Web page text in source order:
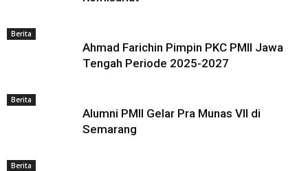
Berita
Ahmad Farichin Pimpin PKC PMII Jawa
Tengah Periode 2025-2027
Berita
Alumni PMII Gelar Pra Munas VII di
Semarang
Berita